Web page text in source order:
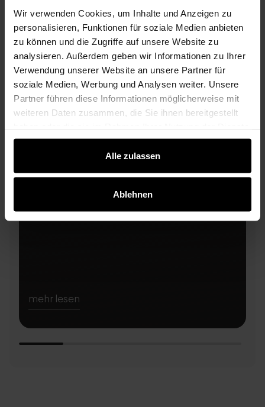
Wir verwenden Cookies, um Inhalte und Anzeigen zu
personalisieren, Funktionen für soziale Medien anbieten
zu können und die Zugriffe auf unsere Website zu
analysieren. Außerdem geben wir Informationen zu Ihrer
Verwendung unserer Website an unsere Partner für
soziale Medien, Werbung und Analysen weiter. Unsere
Partner führen diese Informationen möglicherweise mit
weiteren Daten zusammen, die Sie ihnen bereitgestellt
gesammelt haben.
Alle zulassen
Ablehnen
Moderne Häuser leben von klaren Linien, ruhigen
Flächen und einer starken Verbindung zwischen
Innenraum, Terrasse und Garten. Eine
Terrassenüberdachung sollte diese Architektur nicht
stören, sondern sinnvoll ergänzen. Genau hier liegt
die Herausforderung: Eine Terrassenüberdachung
darf bei einem modernen Haus nicht wie ein
nachträglicher Anbau wirken...
mehr lesen